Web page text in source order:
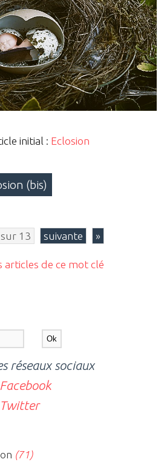
initial : Eclosion
(bis)
13 suivante »
articles de ce mot clé
réseaux sociaux
(71)